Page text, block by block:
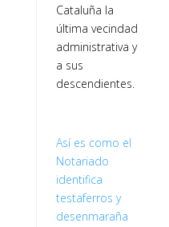
Cataluña la
última vecindad
administrativa y
a sus
descendientes.
Así es como el
Notariado
identifica
testaferros y
desenmaraña